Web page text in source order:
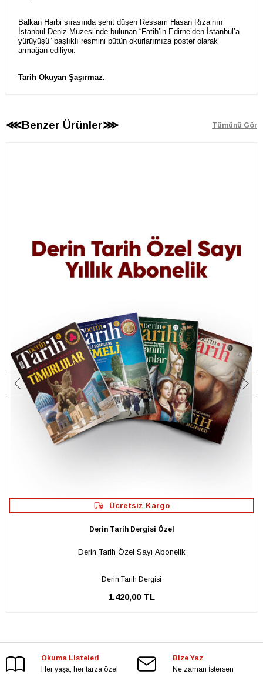
Balkan Harbi sırasında şehit düşen Ressam Hasan Rıza’nın
İstanbul Deniz Müzesi’nde bulunan “Fatih’in Edirne’den İstanbul’a
yürüyüşü” başlıklı resmini bütün okurlarımıza poster olarak
armağan ediliyor.
Tarih Okuyan Şaşırmaz.
⋘Benzer Ürünler⋙ Tümünü Gör
Ücretsiz Kargo
Derin Tarih Dergisi Özel
Derin Tarih Özel Sayı Abonelik
Derin Tarih Dergisi
1.420,00 TL
Okuma Listeleri
Her yaşa, her tarza özel
Bize Yaz
Ne zaman İstersen